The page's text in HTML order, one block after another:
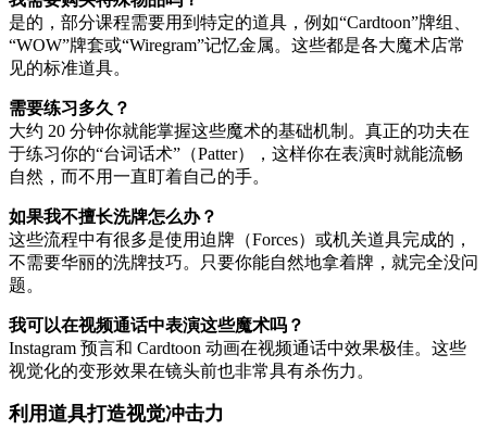
是的，部分课程需要用到特定的道具，例如“Cardtoon”牌组、
“WOW”牌套或“Wiregram”记忆金属。这些都是各大魔术店常
见的标准道具。
需要练习多久？
大约 20 分钟你就能掌握这些魔术的基础机制。真正的功夫在
于练习你的“台词话术”（Patter），这样你在表演时就能流畅
自然，而不用一直盯着自己的手。
如果我不擅长洗牌怎么办？
这些流程中有很多是使用迫牌（Forces）或机关道具完成的，
不需要华丽的洗牌技巧。只要你能自然地拿着牌，就完全没问
题。
我可以在视频通话中表演这些魔术吗？
Instagram 预言和 Cardtoon 动画在视频通话中效果极佳。这些
视觉化的变形效果在镜头前也非常具有杀伤力。
利用道具打造视觉冲击力